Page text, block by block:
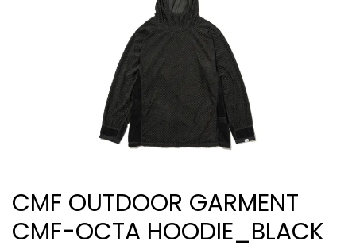
CMF OUTDOOR GARMENT
CMF-OCTA HOODIE_BLACK